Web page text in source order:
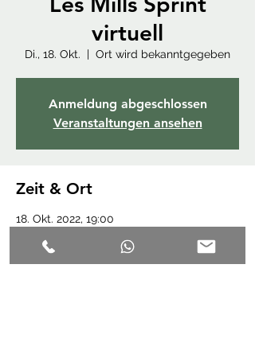
virtuell
Di., 18. Okt.
  |
Ort wird bekanntgegeben
Anmeldung abgeschlossen
Veranstaltungen ansehen
Zeit & Ort
18. Okt. 2022, 19:00